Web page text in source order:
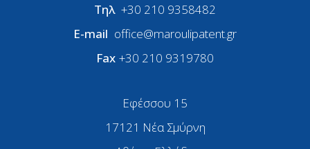
Τηλ +30 210 9358482
E-mail office@maroulipatent.gr
Fax +30 210 9319780
Εφέσσου 15
17121 Νέα Σμύρνη